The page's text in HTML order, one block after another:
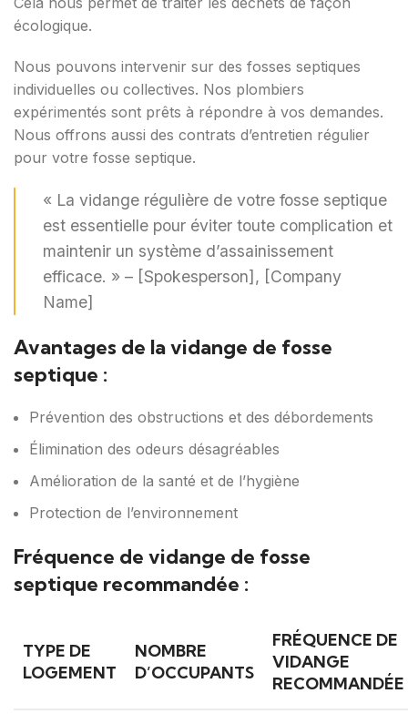
écologique.
Nous pouvons intervenir sur des fosses septiques
individuelles ou collectives. Nos plombiers
expérimentés sont prêts à répondre à vos demandes.
Nous offrons aussi des contrats d’entretien régulier
pour votre fosse septique.
« La vidange régulière de votre fosse septique
est essentielle pour éviter toute complication et
maintenir un système d’assainissement
efficace. » – [Spokesperson], [Company
Name]
Avantages de la vidange de fosse
septique :
Prévention des obstructions et des débordements
Élimination des odeurs désagréables
Amélioration de la santé et de l’hygiène
Protection de l’environnement
Fréquence de vidange de fosse
septique recommandée :
TYPE DE
LOGEMENT
NOMBRE
D’OCCUPANTS
FRÉQUENCE DE
VIDANGE
RECOMMANDÉE